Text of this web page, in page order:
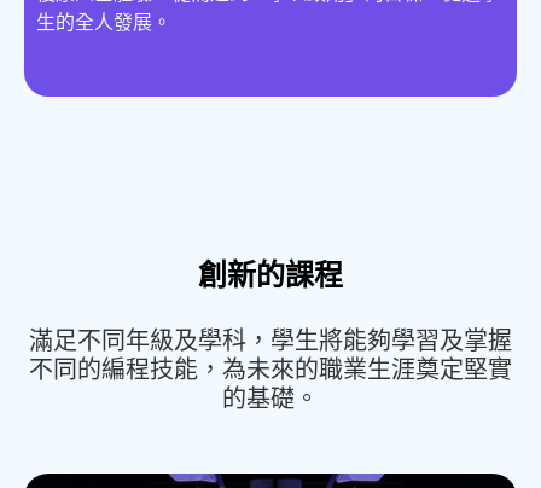
生的全人發展。
創新的課程
滿足不同年級及學科，學生將能夠學習及掌握
不同的編程技能，為未來的職業生涯奠定堅實
的基礎。